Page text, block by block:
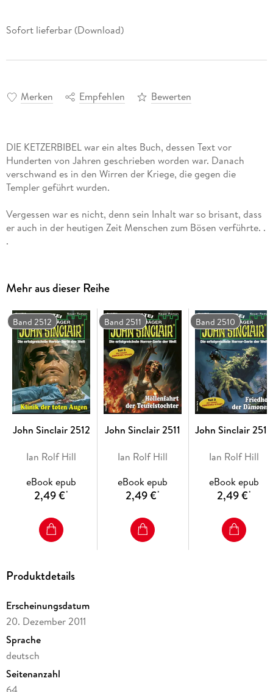
Sofort lieferbar (Download)
Merken Empfehlen Bewerten
DIE KETZERBIBEL war ein altes Buch, dessen Text vor
Hunderten von Jahren geschrieben worden war. Danach
verschwand es in den Wirren der Kriege, die gegen die
Templer geführt wurden.
Vergessen war es nicht, denn sein Inhalt war so brisant, dass
er auch in der heutigen Zeit Menschen zum Bösen verführte. .
.
Mehr aus dieser Reihe
Band 2512
John Sinclair 2512
Ian Rolf Hill
eBook epub
2,49 €*
Band 2511
John Sinclair 2511
Ian Rolf Hill
eBook epub
2,49 €*
Band 2510
John Sinclair 2510
Ian Rolf Hill
eBook epub
2,49 €*
Produktdetails
Erscheinungsdatum
20. Dezember 2011
Sprache
deutsch
Seitenanzahl